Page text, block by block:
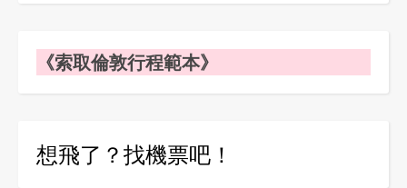
《索取倫敦行程範本》
想飛了？找機票吧！